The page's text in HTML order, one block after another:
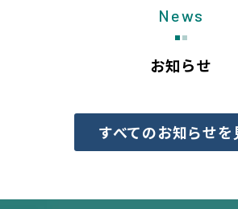
News
お知らせ
すべてのお知らせを